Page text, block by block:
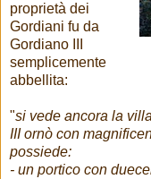
proprietà dei
Gordiani fu da
Gordiano III
semplicemente
abbellita:
"si vede ancora la
III ornò con
possiede:
- un portico con